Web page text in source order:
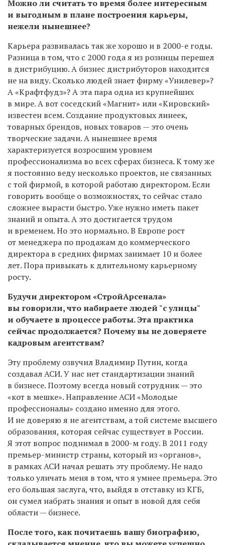
Можно ли считать то время более интересным
и выгодным в плане построения карьеры,
нежели нынешнее?
Карьера развивалась так же хорошо и в 2000-е годы.
Разница в том, что с 2000 года я из розницы перешел
в дистрибуцию. А бизнес дистрибуторов находится
не на виду. Сколько людей знает фирму «Унилевер»?
А «Крафтфудз»? А эта пара одна из крупнейших
в мире. А вот соседский «Магнит» или «Кировский»
известен всем. Создание продуктовых линеек,
товарных брендов, новых товаров — это очень
творческие задачи. А нынешнее время
характеризуется возросшим уровнем
профессионализма во всех сферах бизнеса. К тому же
я постоянно веду несколько проектов, не связанных
с той фирмой, в которой работаю директором. Если
говорить вообще о возможностях, то сейчас стало
сложнее вырасти быстро. Уже нужно иметь пакет
знаний и опыта. А это достигается трудом
и временем. Но это нормально. В Европе рост
от менеджера по продажам до коммерческого
директора в средних фирмах занимает 10 и более
лет. Пора привыкать к длительному карьерному
росту.
Будучи директором «СтройАрсенала»
вы говорили, что набираете людей "с улицы"
и обучаете в процессе работы. Эта практика
сейчас продолжается? Почему вы не доверяете
кадровым агентствам?
Эту проблему озвучил Владимир Путин, когда
создавал АСИ. У нас нет стандартизации знаний
в бизнесе. Поэтому всегда новый сотрудник — это
«кот в мешке». Направление АСИ «Молодые
профессионалы» создано именно для этого.
И не доверяю я не агентствам, а той системе высшего
образования, которая сейчас существует в России.
Я этот вопрос поднимал в 2000-м году. В 2011 году
премьер-министр страны, который из «органов»,
в рамках АСИ начал решать эту проблему. Не надо
только уличать меня в том, что я умнее премьера. Это
его большая заслуга, что, выйдя в отставку из КГБ,
он сумел набрать знания и опыт в новой для себя
области — бизнесе.
После того, как почитаешь вашу биографию,